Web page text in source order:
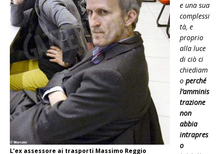
L’ex assessore ai trasporti Massimo Reggio
e una sua
complessi
tà, e
proprio
alla luce
di ciò ci
chiediam
o perché
l’amminis
trazione
non
abbia
intrapres
o